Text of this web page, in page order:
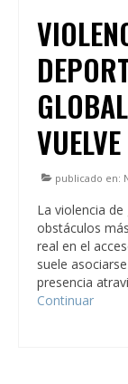
publicado en:
La violencia
obstáculos
real en el
suele
presencia
Continuar